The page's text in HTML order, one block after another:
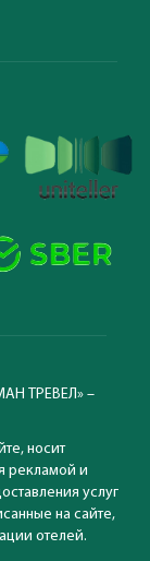
ТРЕВЕЛ» –
носит
рекламой и
услуг
на сайте,
отелей.